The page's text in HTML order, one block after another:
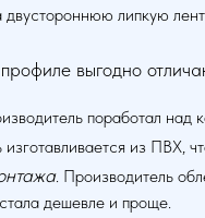
липкую
выгодно
поработал над
изготавливается из ПВХ,
. Производитель
дешевле и проще.